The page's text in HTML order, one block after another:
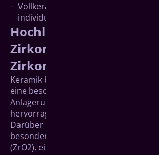
Vollkeramische Kronen und Brücken
individuelle Präzisionsarbeiten.
Hochleistungskeramik
Zirkoniumdioxid (auch
Zirkonoxid)
Keramik besticht vor allem durch ihre
eine besonders glatte Oberfläche und
Anlagerung von Zahnbelägen und
hervorragende Verträglichkeit in der
Darüber hinaus konnte mit der
besonderer Keramiken auf Basis von
(ZrO2), einem Metalloxid, eine